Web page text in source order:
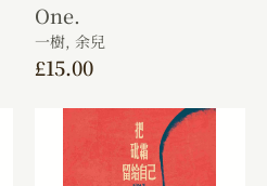
One.
一樹, 余兒
£15.00